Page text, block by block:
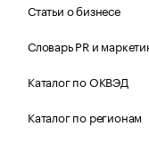
Статьи о бизнесе
Словарь PR и
Каталог по ОКВЭД
Каталог по регионам